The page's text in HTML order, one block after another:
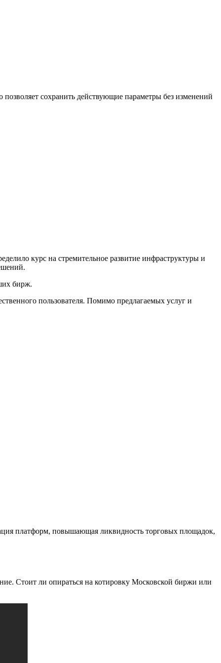
сохранить действующие параметры без изменений
курс на стремительное развитие инфраструктуры и
бирж.
пользователя. Помимо предлагаемых услуг и
платформ, повышающая ликвидность торговых площадок,
Стоит ли опираться на котировку Московской биржи или